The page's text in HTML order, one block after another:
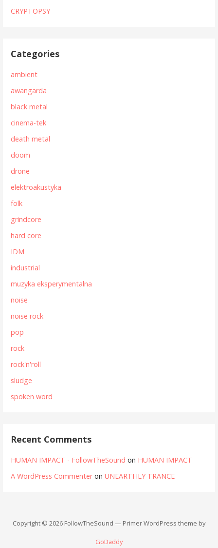
CRYPTOPSY
Categories
ambient
awangarda
black metal
cinema-tek
death metal
doom
drone
elektroakustyka
folk
grindcore
hard core
IDM
industrial
muzyka eksperymentalna
noise
noise rock
pop
rock
rock'n'roll
sludge
spoken word
Recent Comments
HUMAN IMPACT - FollowTheSound on HUMAN IMPACT
A WordPress CommenteronUNEARTHLY TRANCE
Copyright © 2026 FollowTheSound — Primer WordPress theme by
GoDaddy